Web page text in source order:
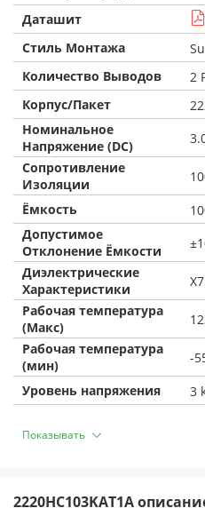
Даташит
Стиль Монтажа
Количество Выводов
2
Корпус/Пакет
Номинальное
Напряжение (DC)
Сопротивление
Изоляции
Ёмкость
Допустимое
Отклонение Ёмкости
Диэлектрические
Характеристики
Рабочая температура
(Макс)
Рабочая температура
(мин)
-
Уровень напряжения
3
Показывать
2220HC103KAT1A